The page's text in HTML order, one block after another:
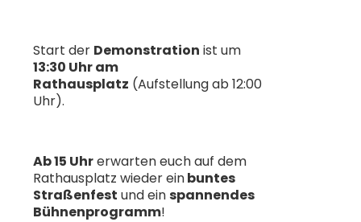
Start der Demonstration ist um
13:30 Uhr am
Rathausplatz (Aufstellung ab 12:00
Uhr).
Ab 15 Uhrerwarten euch auf dem
Rathausplatz wieder einbuntes
Straßenfest und einspannendes
Bühnenprogramm!